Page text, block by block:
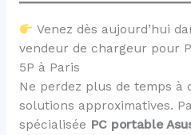
Venez dès aujourd’hui
vendeur de chargeur pour
5P à Paris
Ne perdez plus de temps à
solutions approximatives.
spécialisée PC portable